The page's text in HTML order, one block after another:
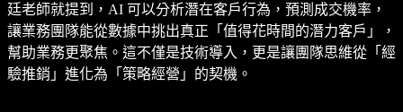
廷老師就提到，AI 可以分析潛在客戶行為，預測成交機率，
讓業務團隊能從數據中挑出真正「值得花時間的潛力客戶」，
幫助業務更聚焦。這不僅是技術導入，更是讓團隊思維從「經
驗推銷」進化為「策略經營」的契機。